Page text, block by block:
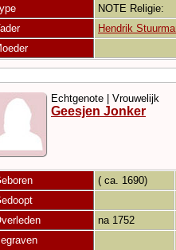
NOTE Religie:
Hendrik
Echtgenote | Vrouwelijk
Geesjen Jonker
( ca. 1690)
na 1752